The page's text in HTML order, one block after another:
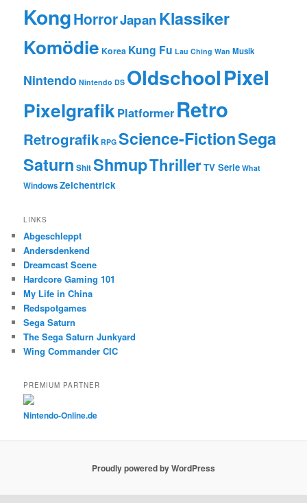
KongHorrorJapanKlassiker
Komödie Korea Kung Fu Lau Ching Wan Musik
Nintendo Nintendo DS OldschoolPixel
Pixelgrafik Platformer Retro
Retrografik RPG Science-FictionSega
Saturn ShitShmupThrillerTV Serie What
WindowsZeichentrick
LINKS
Abgeschleppt
Andersdenkend
Dreamcast Scene
Hardcore Gaming 101
My Life in China
Redspotgames
Sega Saturn
The Sega Saturn Junkyard
Wing Commander CIC
PREMIUM PARTNER
Nintendo-Online.de
Proudly powered by WordPress